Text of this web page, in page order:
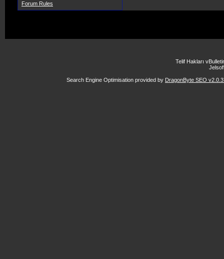
Forum Rules
Telif Hakları
Search Engine Optimisation provided by DragonByte SEO